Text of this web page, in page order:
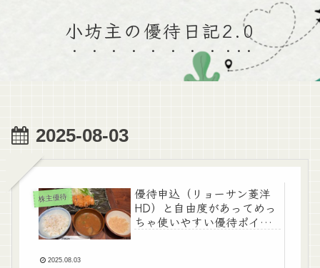
小坊主の優待日記2.0
2025-08-03
株主優待
優待申込（リョーサン菱洋
HD）と自由度があってめっ
ちゃ使いやすい優待ポイン
2025.08.03